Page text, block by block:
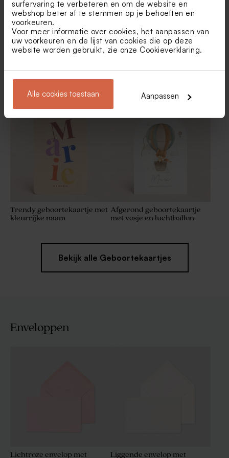
surfervaring te verbeteren en om de website en
webshop beter af te stemmen op je behoeften en
voorkeuren.
Voor meer informatie over cookies, het aanpassen van
uw voorkeuren en de lijst van cookies die op deze
website worden gebruikt, zie onze Cookieverklaring.
Alle cookies toestaan Aanpassen
1kg (± 240 stuks)
Hartvormige likkoekjes roze
500gr (± 90 stuks)
kleurrijke blokken
kleine roze bloemetjes
Trendy geboortekaartje met
kleurrijke naam
Afgerond geboortekaartje
met vosje en luchtballon
Bekijk alle Geboortekaartjes
Enveloppen
Lichtroze envelop met
Liggende envelop met